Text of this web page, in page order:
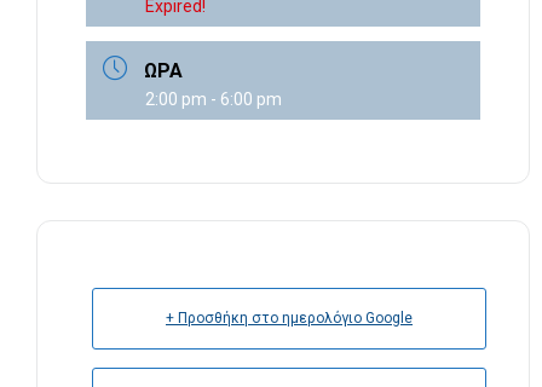
Expired!
ΏΡΑ
2:00 pm - 6:00 pm
+ Προσθήκη στο ημερολόγιο Google